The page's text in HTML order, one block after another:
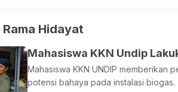
Rama Hidayat
Mahasiswa KKN Undip
Mahasiswa KKN UNDIP
potensi bahaya pada instalasi biogas.